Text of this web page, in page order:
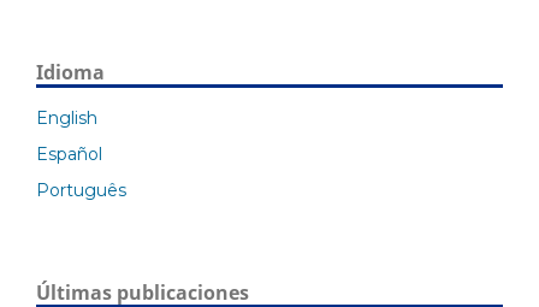
Idioma
English
Español
Português
Últimas publicaciones